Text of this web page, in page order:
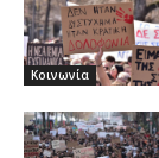
Κοινωνία